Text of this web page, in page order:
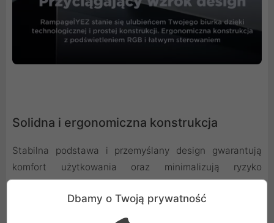
Solidna i ergonomiczna konstrukcja
Stabilna podstawa i przemyślany design gwarantują
komfort użytkowania oraz minimalizują ryzyko
przypadkowego przewrócenia mikrofonu, co jest
kluczowe podczas intensywnych sesji nagraniowych.
Dbamy o Twoją prywatność